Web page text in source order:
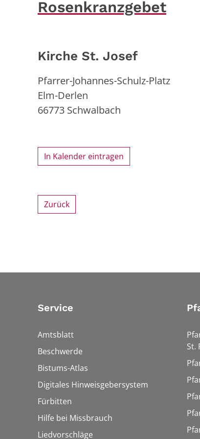
Rosenkranzgebet
Kirche St. Josef
Pfarrer-Johannes-Schulz-Platz
Elm-Derlen
66773 Schwalbach
In Kalender eintragen
Zurück
Service
Amtsblatt
Beschwerde
Bistums-Atlas
Digitales Hinweisgebersystem
Fürbitten
Hilfe bei Missbrauch
Liedvorschläge
St.